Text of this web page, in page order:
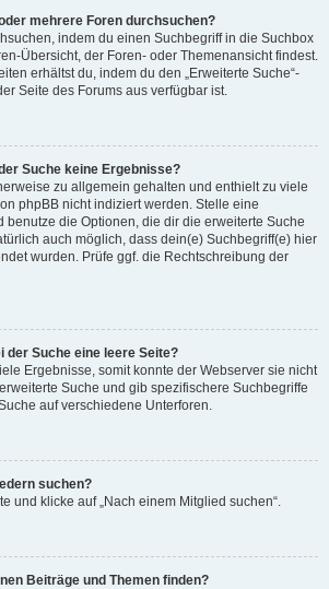
mehrere Foren durchsuchen?
indem du einen Suchbegriff in die Suchbox
Übersicht, der Foren- oder Themenansicht findest.
erhältst du, indem du den „Erweiterte Suche“-
Seite des Forums aus verfügbar ist.
Suche keine Ergebnisse?
zu allgemein gehalten und enthielt zu viele
phpBB nicht indiziert werden. Stelle eine
benutze die Optionen, die dir die erweiterte Suche
auch möglich, dass dein(e) Suchbegriff(e) hier
wurden. Prüfe ggf. die Rechtschreibung der
der Suche eine leere Seite?
Ergebnisse, somit konnte der Webserver sie nicht
Suche und gib spezifischere Suchbegriffe
auf verschiedene Unterforen.
suchen?
und klicke auf „Nach einem Mitglied suchen“.
Beiträge und Themen finden?